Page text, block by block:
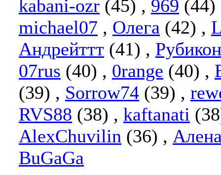
kabani-ozr (45) , 969 (44)
michael07 , Олега (42) ,
Андрейттт (41) , Рубикон
07rus (40) , 0range (40) ,
(39) , Sorrow74 (39) ,
RVS88 (38) , kaftanati
AlexChuvilin (36) ,
BuGaGa